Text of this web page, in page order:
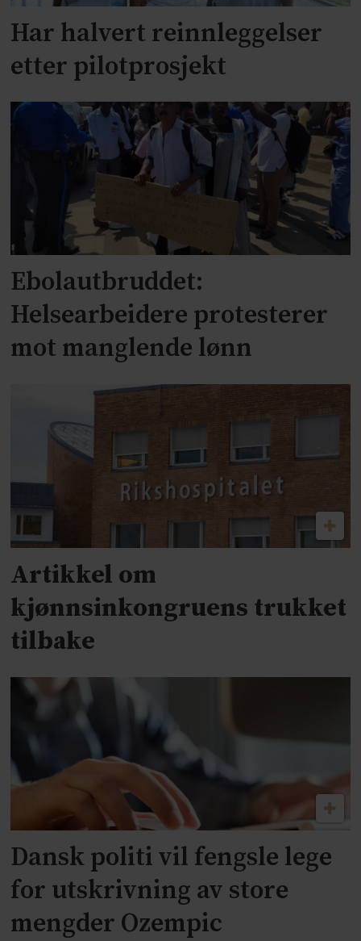
Har halvert reinnleggelser
etter pilotprosjekt
Ebolautbruddet:
Helsearbeidere protesterer
mot manglende lønn
Artikkel om
kjønnsinkongruens trukket
tilbake
Dansk politi vil fengsle lege
for utskrivning av store
mengder Ozempic